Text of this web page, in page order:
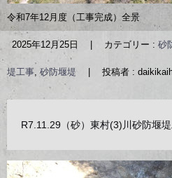
令和7年12月度（工事完成）全景
2025年12月25日 カテゴリー : 砂
堤工事, 砂防堰堤 投稿者 :
R7.11.29（砂）東村(3)川砂防堰